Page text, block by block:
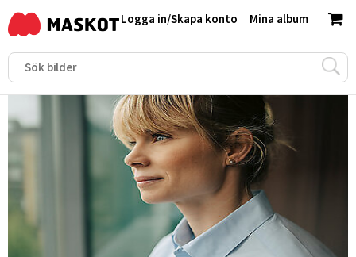
Mina album
Logga in/Skapa konto